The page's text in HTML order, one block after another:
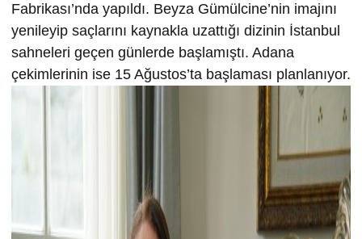
Fabrikası’nda yapıldı. Beyza Gümülcine’nin imajını
yenileyip saçlarını kaynakla uzattığı dizinin İstanbul
sahneleri geçen günlerde başlamıştı. Adana
çekimlerinin ise 15 Ağustos’ta başlaması planlanıyor.